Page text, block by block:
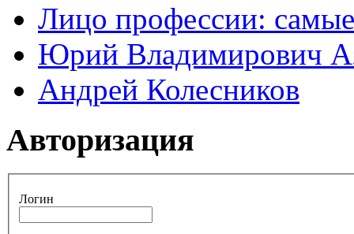
Лицо профессии:
Юрий Владимирович
Андрей Колесников
Авторизация
Логин